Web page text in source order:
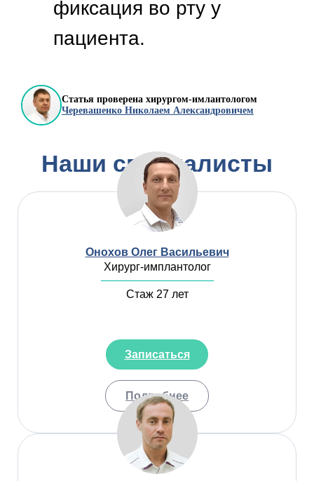
Статья проверена хирургом-имлантологом
Черевашенко Николаем Александровичем
Наши специалисты
Онохов Олег Васильевич
Хирург-имплантолог
Стаж 27 лет
Подробнее
Записаться